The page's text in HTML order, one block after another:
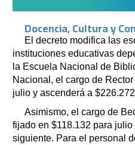
Docencia, Cultura y
El decreto modifica las
instituciones educativas
la Escuela Nacional de
Nacional, el cargo de
julio y ascenderá a
Asimismo, el cargo de
fijado en $118.132 para
siguiente. Para el personal